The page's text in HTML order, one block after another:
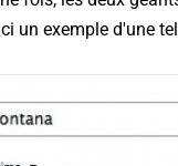
un exemple d'une